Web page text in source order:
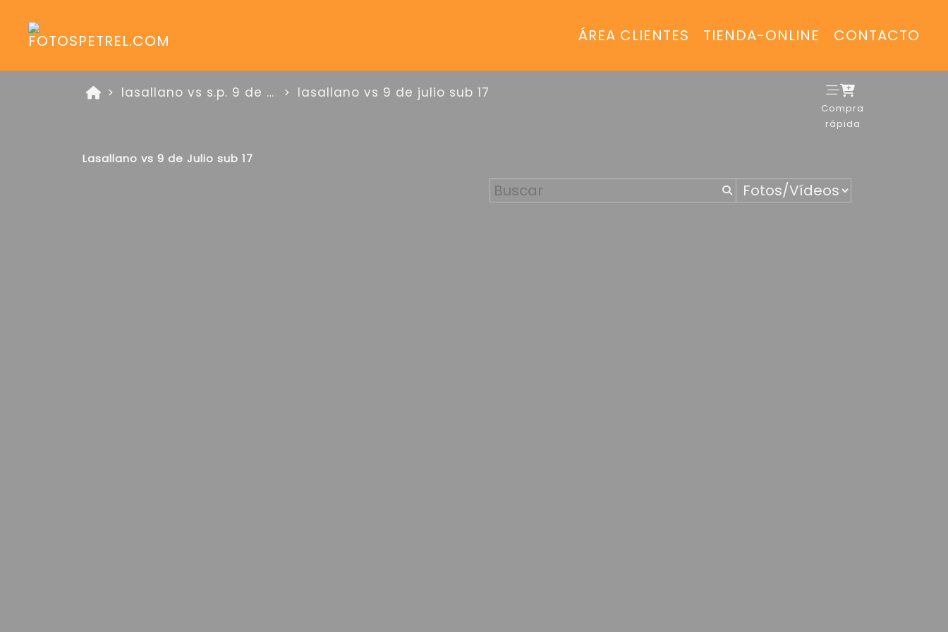
ÁREA CLIENTES TIENDA-ONLINE CONTACTO
lasallano vs s.p. 9 de julio (rio iii) lasallano vs 9 de julio sub 17
Compra
rápida
Lasallano vs 9 de Julio sub 17